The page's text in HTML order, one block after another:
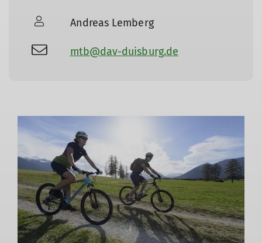
Andreas Lemberg
mtb@dav-duisburg.de